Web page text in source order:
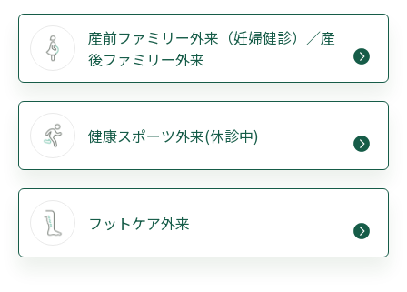
産前ファミリー外来（妊婦健診）／産
後ファミリー外来
健康スポーツ外来(休診中)
フットケア外来